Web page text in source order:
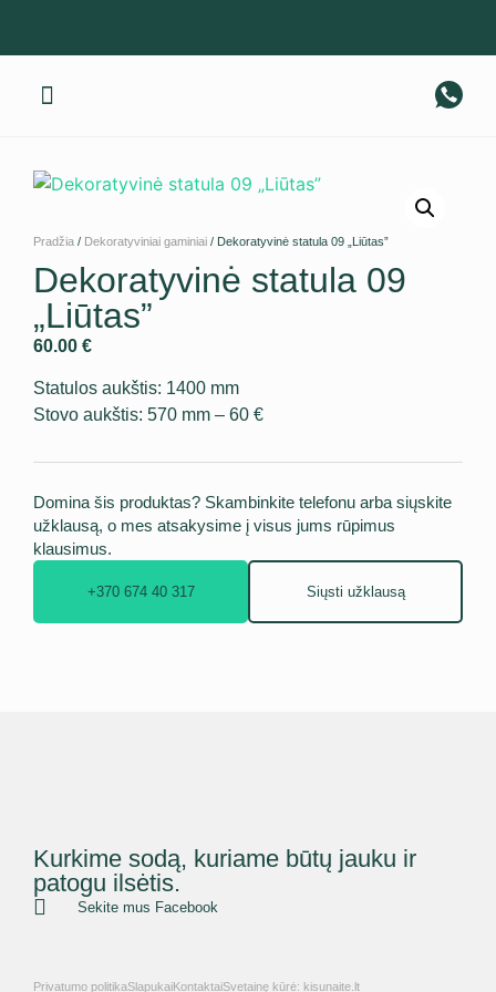
Pradžia / Dekoratyviniai gaminiai / Dekoratyvinė statula 09 „Liūtas”
Dekoratyvinė statula 09
„Liūtas”
60.00 €
Statulos aukštis: 1400 mm
Stovo aukštis: 570 mm – 60 €
Domina šis produktas? Skambinkite telefonu arba siųskite
užklausą, o mes atsakysime į visus jums rūpimus
klausimus.
+370 674 40 317 Siųsti užklausą
Kurkime sodą, kuriame būtų jauku ir
patogu ilsėtis.
Sekite mus Facebook
Privatumo politikaSlapukaiKontaktaiSvetainę kūrė: kisunaite.lt